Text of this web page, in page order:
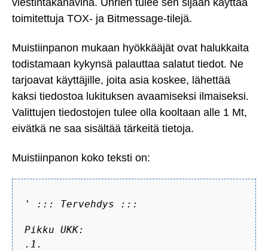
viestintäkanavina. Uhrien tulee sen sijaan käyttää
toimitettuja TOX- ja Bitmessage-tilejä.
Muistiinpanon mukaan hyökkääjät ovat halukkaita
todistamaan kykynsä palauttaa salatut tiedot. Ne
tarjoavat käyttäjille, joita asia koskee, lähettää
kaksi tiedostoa lukituksen avaamiseksi ilmaiseksi.
Valittujen tiedostojen tulee olla kooltaan alle 1 Mt,
eivätkä ne saa sisältää tärkeitä tietoja.
Muistiinpanon koko teksti on:
' ::: Tervehdys :::
Pikku UKK:
.1.